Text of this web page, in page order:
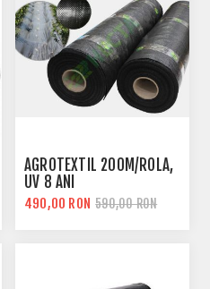
AGROTEXTIL 200M/ROLA,
UV 8 ANI
490,00 RON 590,00 RON